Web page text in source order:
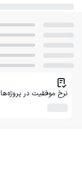
نرخ موفقیت در پروژه‌ها